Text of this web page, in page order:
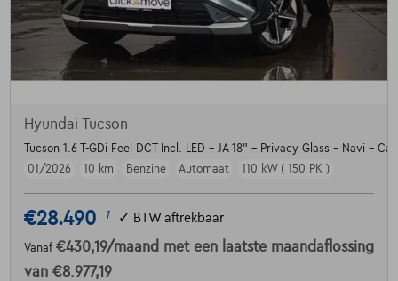
Hyundai Tucson
Tucson 1.6 T-GDi Feel DCT Incl. LED - JA 18" - Privacy Glass - Navi -
01/2026
10 km Benzine Automaat 110 kW ( 150 PK )
€28.490 1 ✓ BTW aftrekbaar
Vanaf €430,19/maand met een laatste maandaflossing
van €8.977,19